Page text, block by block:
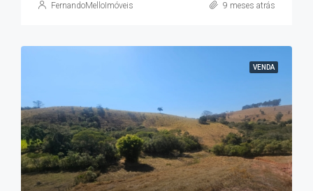
FernandoMelloImóveis 9 meses atrás
VENDA